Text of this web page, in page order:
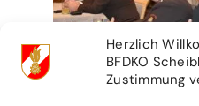
Herzlich
BFDKO
Zustimmung